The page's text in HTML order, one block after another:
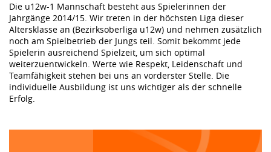
Die u12w-1 Mannschaft besteht aus Spielerinnen der
Jahrgänge 2014/15. Wir treten in der höchsten Liga dieser
Altersklasse an (Bezirksoberliga u12w) und nehmen zusätzlich
noch am Spielbetrieb der Jungs teil. Somit bekommt jede
Spielerin ausreichend Spielzeit, um sich optimal
weiterzuentwickeln. Werte wie Respekt, Leidenschaft und
Teamfähigkeit stehen bei uns an vorderster Stelle. Die
individuelle Ausbildung ist uns wichtiger als der schnelle
Erfolg.